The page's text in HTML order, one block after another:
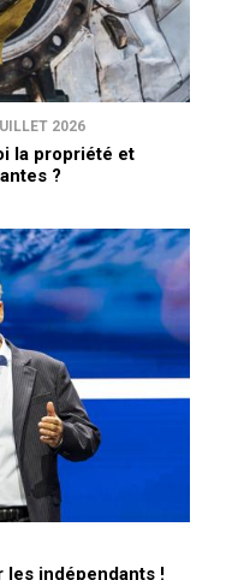
2026
la propriété et
?
les indépendants !